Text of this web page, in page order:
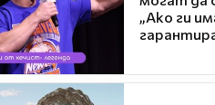
„Ако ги